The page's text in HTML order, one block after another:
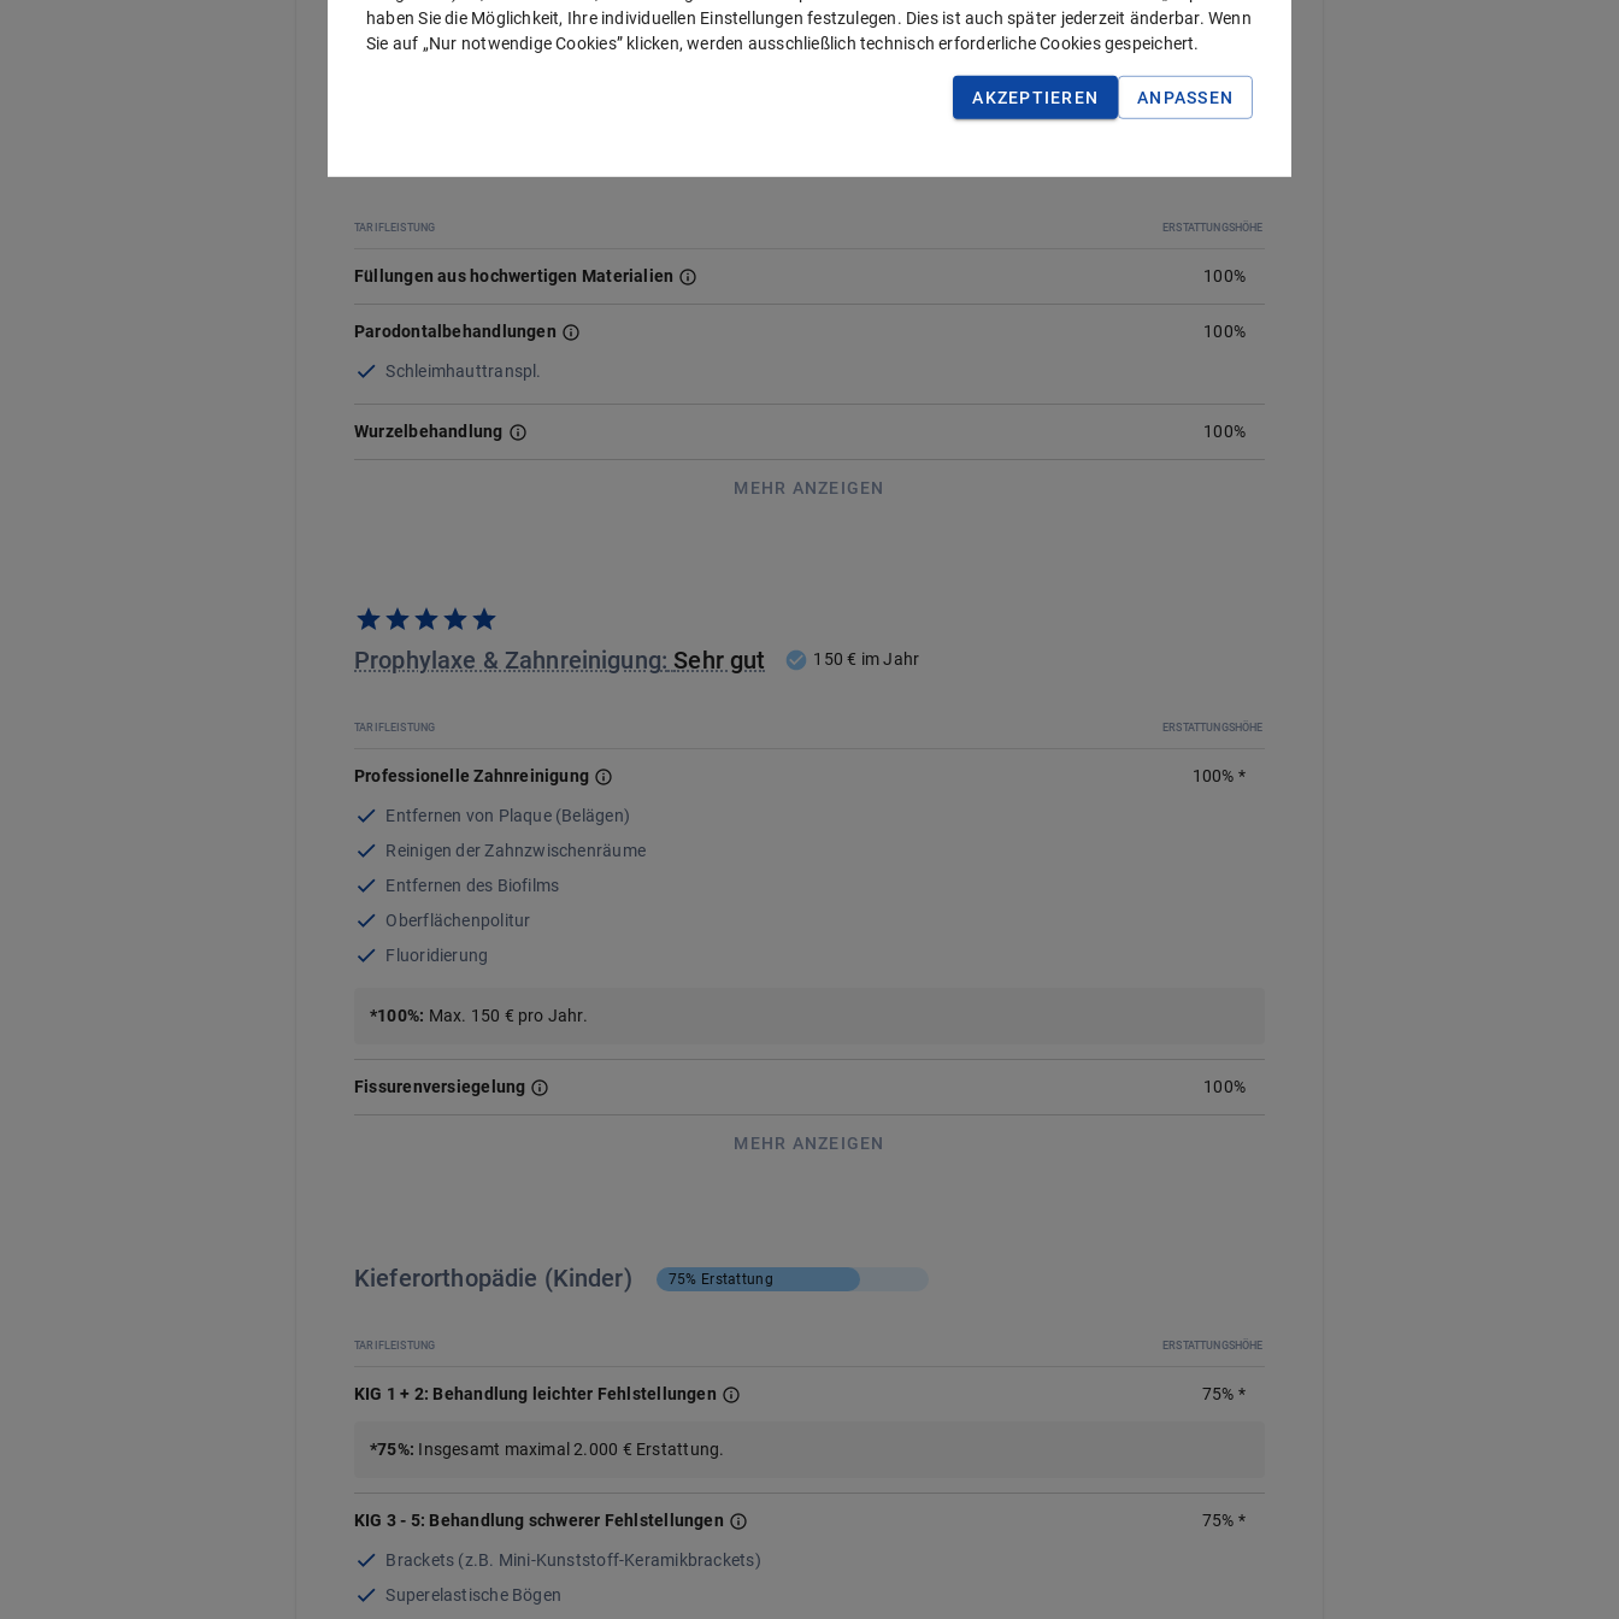
TARIFLEISTUNG ERSTATTUNGSHÖHE
Füllungen aus hochwertigen Materialien 100%
Parodontalbehandlungen
Schleimhauttranspl.
100%
Wurzelbehandlung 100%
MEHR ANZEIGEN
Prophylaxe & Zahnreinigung: Sehr gut 150 € im Jahr
TARIFLEISTUNG ERSTATTUNGSHÖHE
Professionelle Zahnreinigung
Entfernen von Plaque (Belägen)
Reinigen der Zahnzwischenräume
Entfernen des Biofilms
Oberflächenpolitur
Fluoridierung
100% *
*100%: Max. 150 € pro Jahr.
Fissurenversiegelung 100%
MEHR ANZEIGEN
Kieferorthopädie (Kinder) 75% Erstattung
TARIFLEISTUNG ERSTATTUNGSHÖHE
KIG 1 + 2: Behandlung leichter Fehlstellungen 75% *
*75%: Insgesamt maximal 2.000 € Erstattung.
KIG 3 - 5: Behandlung schwerer Fehlstellungen
Brackets (z.B. Mini-Kunststoff-Keramikbrackets)
Superelastische Bögen
75% *
haben Sie die Möglichkeit, Ihre individuellen Einstellungen festzulegen. Dies ist auch später jederzeit änderbar. Wenn
Sie auf „Nur notwendige Cookies” klicken, werden ausschließlich technisch erforderliche Cookies gespeichert.
ANPASSEN
AKZEPTIEREN